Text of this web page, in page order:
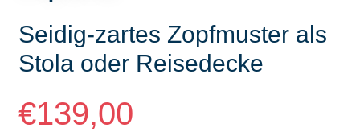
Seidig-zartes Zopfmuster als
Stola oder Reisedecke
€139,00